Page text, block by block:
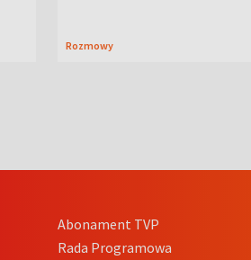
Rozmowy
Abonament TVP
Rada Programowa